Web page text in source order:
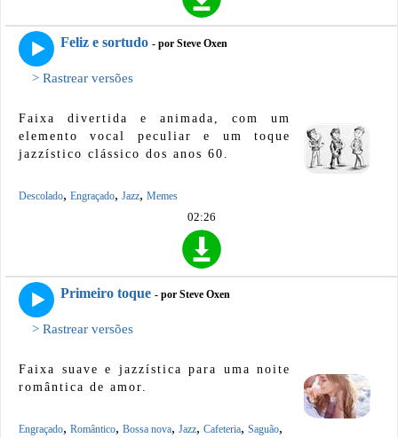
Feliz e sortudo - por Steve Oxen
> Rastrear versões
Faixa divertida e animada, com um
elemento vocal peculiar e um toque
jazzístico clássico dos anos 60.
Descolado, Engraçado, Jazz, Memes
02:26
Primeiro toque - por Steve Oxen
> Rastrear versões
Faixa suave e jazzística para uma noite
romântica de amor.
Engraçado, Romântico, Bossa nova, Jazz, Cafeteria, Saguão,